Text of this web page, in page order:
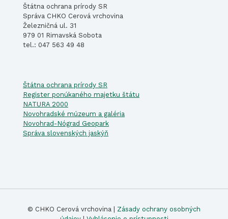
Štátna ochrana prírody SR
Správa CHKO Cerová vrchovina
Železničná ul. 31
979 01 Rimavská Sobota
tel.: 047 563 49 48
Štátna ochrana prírody SR
Register ponúkaného majetku štátu
NATURA 2000
Novohradské múzeum a galéria
Novohrad-Nógrad Geopark
Správa slovenských jaskýň
© CHKO Cerová vrchovina | Zásady ochrany osobných